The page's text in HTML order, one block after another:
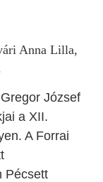
Anna Lilla,
József
a XII.
A Forrai
Pécsett